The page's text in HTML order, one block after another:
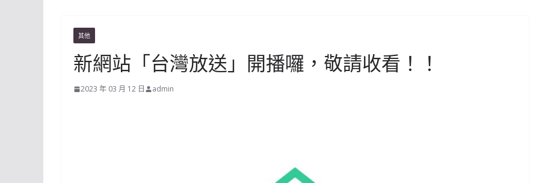
其他
新網站「台灣放送」開播囉，敬請收看！！
2023 年 03 月 12 日 admin